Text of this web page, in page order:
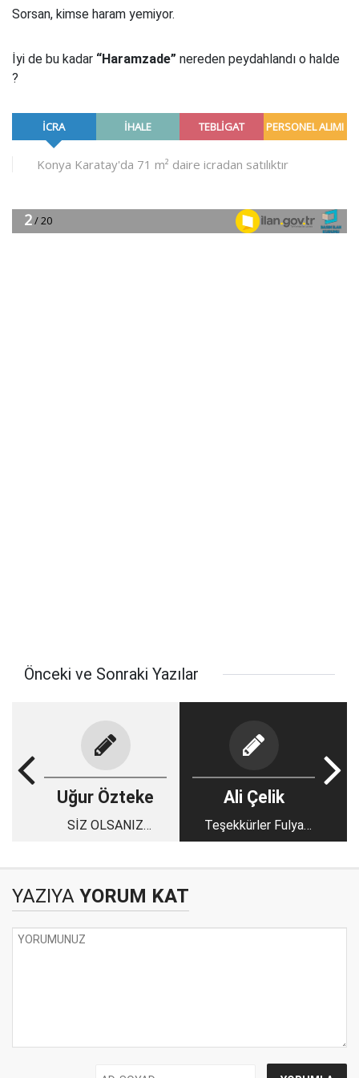
Sorsan, kimse haram yemiyor.
İyi de bu kadar “Haramzade” nereden peydahlandı o halde
?
Önceki ve Sonraki Yazılar
Uğur Özteke
SİZ OLSANIZ
Ali Çelik
Teşekkürler Fulya
Akkaya
YAZIYA YORUM KAT